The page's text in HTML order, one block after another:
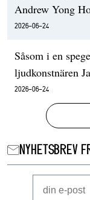
Andrew Yong
2026-06-24
Såsom i en
ljudkonstnären
2026-06-24
NYHETSBREV